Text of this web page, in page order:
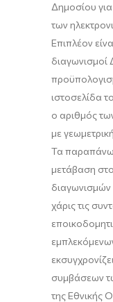
Δημοσίου
των
Επιπλέον
ιστοσελίδα
ο αριθμός
με
Τα παραπάνω
μετάβαση
διαγωνισμών
χάρις τις
συμβάσεων
της Εθνικής